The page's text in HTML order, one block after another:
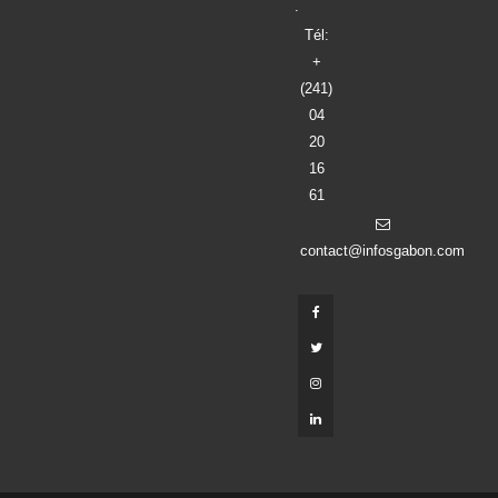
.
Tél:
+
(241)
04
20
16
61
contact@infosgabon.com